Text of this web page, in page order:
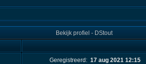
Bekijk profiel - DStout
Geregistreerd: 17 aug 2021 12:15